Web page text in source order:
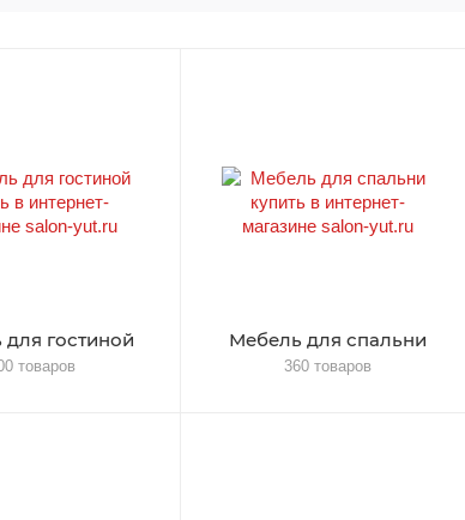
гостиной
товаров
Мебель для спальни
360 товаров